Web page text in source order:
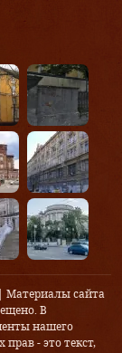
Материалы сайта
В
нашего
- это текст,